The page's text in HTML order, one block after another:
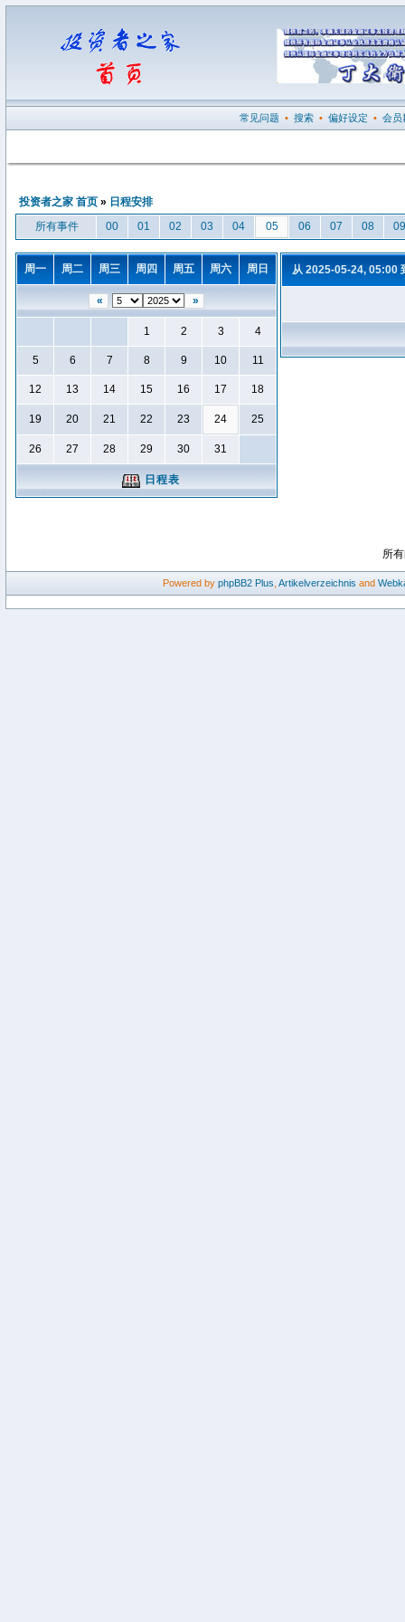
常见问题 • 搜索 • 偏好设定 • 会员
投资者之家 首页 » 日程安排
所有事件
00 01 02 03 04 05 06 07 08 09
周一 周二 周三 周四 周五 周六 周日
« »
1 2 3 4
5 6 7 8 9 10 11
12 13 14 15 16 17 18
19 20 21 22 23 24 25
26 27 28 29 30 31
日程表
从 2025-05-24, 05:00
所
Powered by phpBB2 Plus Artikelverzeichnis and